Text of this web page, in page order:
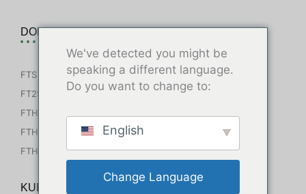
DOPPELWELLENZERKLEINERER
FTS Mini-Häcksler
FT2S Mini-Häcksler
FTHS Doppelwellenzerkleinerer
FTHS-P Schwerlast-Häcksler
FTHS-T Reifenzerkleinerer
KUPFERDRAHT-GRANULATOR
We've detected you might be
speaking a different language.
Do you want to change to:
English
Change Language